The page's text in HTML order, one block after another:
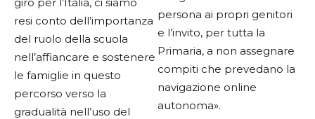
resi conto dell’importanza
del ruolo della scuola
nell’affiancare e sostenere
le famiglie in questo
percorso verso la
gradualità nell’uso del
persona ai propri genitori
e l’invito, per tutta la
Primaria, a non assegnare
compiti che prevedano la
navigazione online
autonoma».